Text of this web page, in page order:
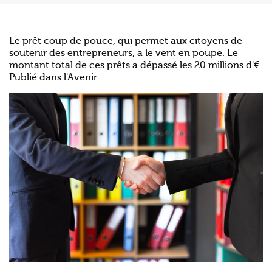
Le prêt coup de pouce, qui permet aux citoyens de
soutenir des entrepreneurs, a le vent en poupe. Le
montant total de ces prêts a dépassé les 20 millions d'€.
Publié dans l'Avenir.